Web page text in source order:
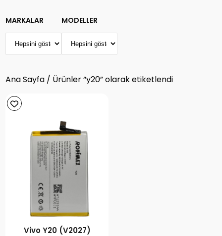
MARKALAR MODELLER
Ana Sayfa / Ürünler “y20” olarak etiketlendi
Vivo Y20 (V2027)